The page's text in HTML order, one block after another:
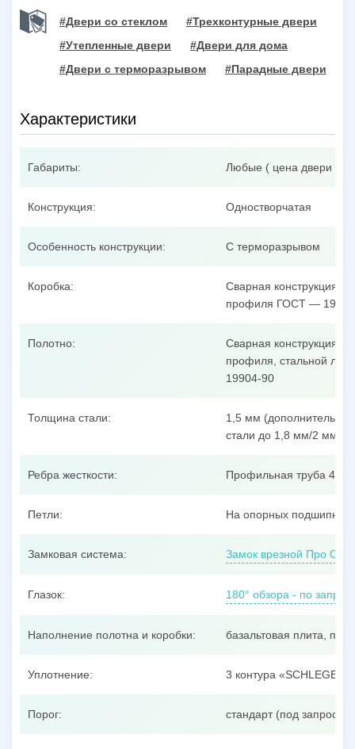
#Двери со стеклом
#Трехконтурные двери
#Утепленные двери
#Двери для дома
#Двери с терморазрывом
#Парадные двери
Характеристики
Габариты: Любые ( цена двери
Конструкция: Одностворчатая
Особенность конструкции: С терморазрывом
Коробка:
Сварная конструкция из
профиля ГОСТ —
Полотно:
Сварная конструкция из
профиля, стальной
19904-90
Толщина стали:
1,5 мм
стали до 1,8 мм/2 мм/3
Ребра жесткости: Профильная труба
Петли: На опорных
Замковая система: Замок врезной Про Сам
Глазок: 180° обзора - по
Наполнение полотна и коробки: базальтовая плита,
Уплотнение: 3 контура «SCHLEGEL»
Порог: стандарт (под запрос –